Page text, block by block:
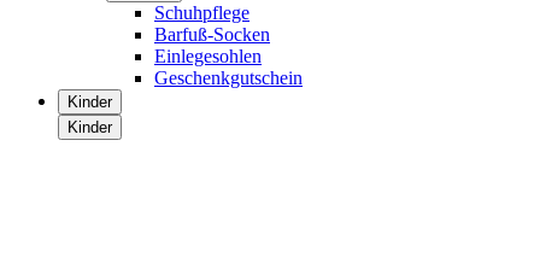
Schuhpflege
Barfuß-Socken
Einlegesohlen
Geschenkgutschein
Kinder
Kinder